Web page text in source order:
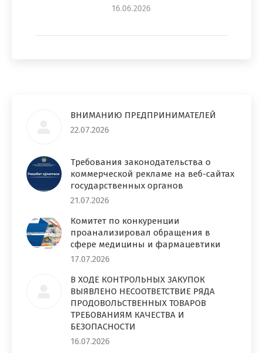
16.06.2026
ВНИМАНИЮ ПРЕДПРИНИМАТЕЛЕЙ
22.07.2026
Требования законодательства о
коммерческой рекламе на веб-сайтах
государственных органов
21.07.2026
Комитет по конкуренции
проанализировал обращения в
сфере медицины и фармацевтики
17.07.2026
В ХОДЕ КОНТРОЛЬНЫХ ЗАКУПОК
ВЫЯВЛЕНО НЕСООТВЕТСТВИЕ РЯДА
ПРОДОВОЛЬСТВЕННЫХ ТОВАРОВ
ТРЕБОВАНИЯМ КАЧЕСТВА И
БЕЗОПАСНОСТИ
16.07.2026